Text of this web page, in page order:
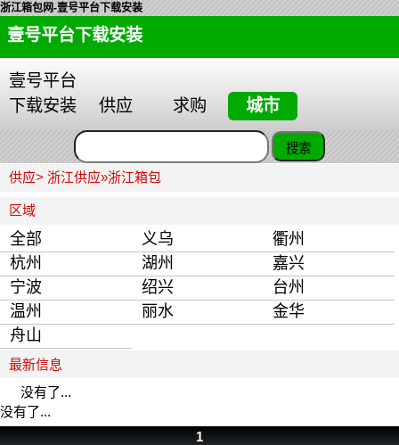
浙江箱包网-壹号平台下载安装
壹号平台下载安装
壹号平台
下载安装
供应 求购 城市
供应> 浙江供应»浙江箱包
区域
全部 义乌
衢州
杭州
湖州
嘉兴
宁波
绍兴
台州
温州
丽水
金华
舟山
最新信息
没有了...
没有了...
1